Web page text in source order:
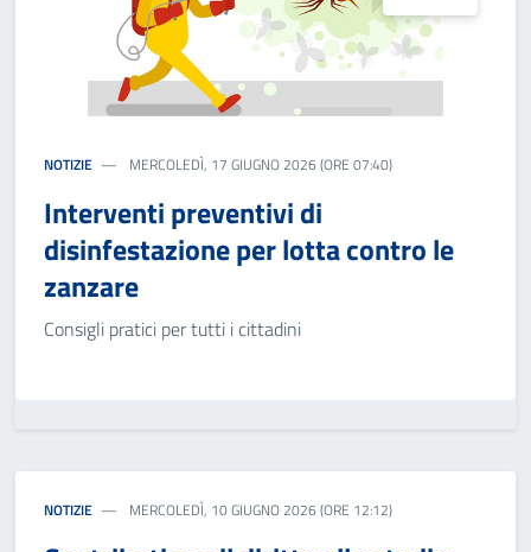
NOTIZIE MERCOLEDÌ, 17 GIUGNO 2026 (ORE 07:40)
Interventi preventivi di
disinfestazione per lotta contro le
zanzare
Consigli pratici per tutti i cittadini
NOTIZIE MERCOLEDÌ, 10 GIUGNO 2026 (ORE 12:12)